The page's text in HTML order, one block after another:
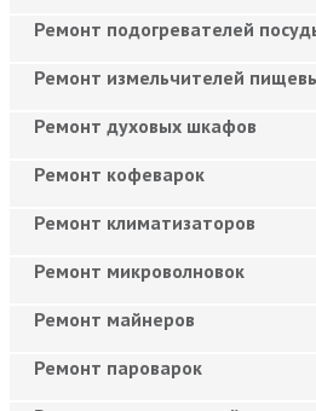
Ремонт подогревателей
Ремонт измельчителей
Ремонт духовых шкафов
Ремонт кофеварок
Ремонт климатизаторов
Ремонт микроволновок
Ремонт майнеров
Ремонт пароварок